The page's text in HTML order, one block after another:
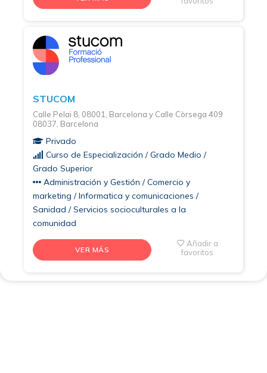
STUCOM
Calle Pelai 8, 08001, Barcelona y Calle Còrsega 409
08037, Barcelona
Privado
Curso de Especialización / Grado Medio /
Grado Superior
Administración y Gestión / Comercio y
marketing / Informatica y comunicaciones /
Sanidad / Servicios socioculturales a la
comunidad
VER MÁS
Añadir a
favoritos